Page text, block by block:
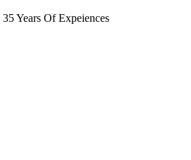
Years Of Expeiences